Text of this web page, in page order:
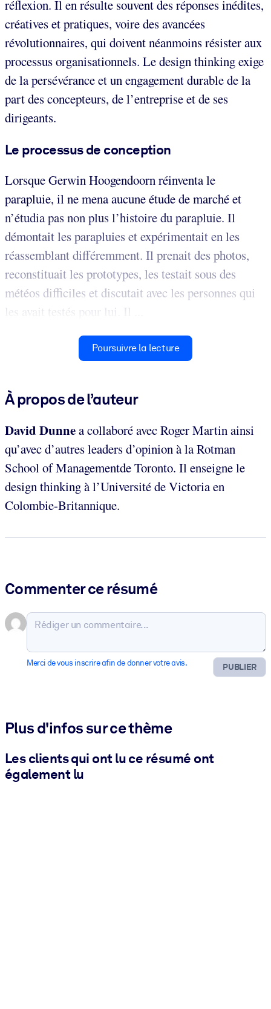
réflexion. Il en résulte souvent des réponses inédites,
créatives et pratiques, voire des avancées
révolutionnaires, qui doivent néanmoins résister aux
processus organisationnels. Le design thinking exige
de la persévérance et un engagement durable de la
part des concepteurs, de l’entreprise et de ses
dirigeants.
Le processus de conception
Lorsque Gerwin Hoogendoorn réinventa le
parapluie, il ne mena aucune étude de marché et
n’étudia pas non plus l’histoire du parapluie. Il
démontait les parapluies et expérimentait en les
réassemblant différemment. Il prenait des photos,
reconstituait les prototypes, les testait sous des
météos difficiles et discutait avec les personnes qui
les avait testés pour lui. Il ...
Poursuivre la lecture
À propos de l’auteur
David Dunnea collaboré avec Roger Martin ainsi
qu’avec d’autres leaders d’opinion à la Rotman
School of Managementde Toronto. Il enseigne le
design thinking à l’Université de Victoria en
Colombie-Britannique.
Commenter ce résumé
PUBLIER
Merci de vous inscrire afin de donner votre avis.
Plus d'infos sur ce thème
Les clients qui ont lu ce résumé ont
également lu